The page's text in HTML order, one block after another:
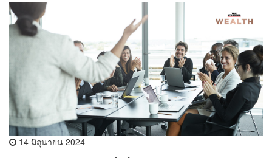
14 มิถุนายน 2024